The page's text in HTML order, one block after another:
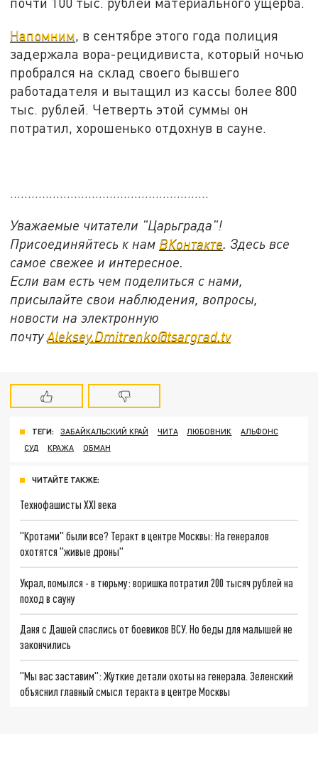
Напомним, в сентябре этого года полиция
задержала вора-рецидивиста, который ночью
пробрался на склад своего бывшего
работадателя и вытащил из кассы более 800
тыс. рублей. Четверть этой суммы он
потратил, хорошенько отдохнув в сауне.
........................................................
Уважаемые читатели "Царьграда"!
Присоединяйтесь к нам ВКонтакте. Здесь все
самое свежее и интересное.
Если вам есть чем поделиться с нами,
присылайте свои наблюдения, вопросы,
новости на электронную
почтуAleksey.Dmitrenko@tsargrad.tv
ТЕГИ: ЗАБАЙКАЛЬСКИЙ КРАЙ ЧИТА ЛЮБОВНИК
АЛЬФОНС
СУД
КРАЖА ОБМАН
ЧИТАЙТЕ ТАКЖЕ:
Технофашисты XXI века
"Кротами" были все? Теракт в центре Москвы: На генералов
охотятся "живые дроны"
Украл, помылся - в тюрьму: воришка потратил 200 тысяч рублей на
поход в сауну
Даня с Дашей спаслись от боевиков ВСУ. Но беды для малышей не
закончились
"Мы вас заставим": Жуткие детали охоты на генерала. Зеленский
объяснил главный смысл теракта в центре Москвы